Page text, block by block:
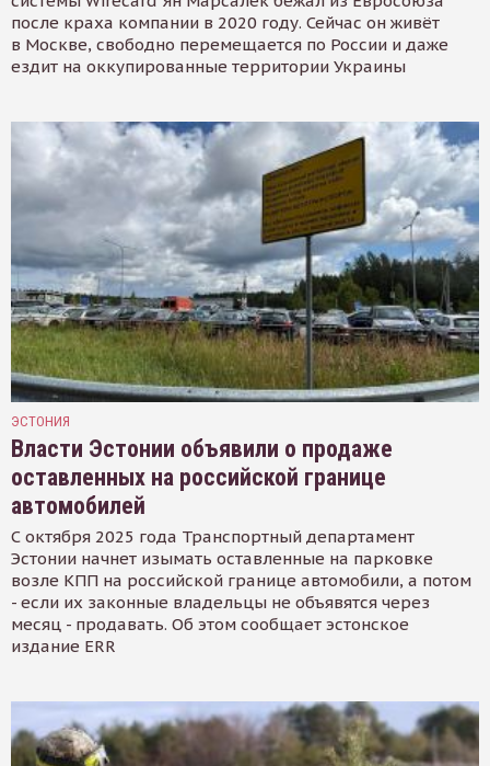
после краха компании в 2020 году. Сейчас он живёт
в Москве, свободно перемещается по России и даже
ездит на оккупированные территории Украины
ЭСТОНИЯ
Власти Эстонии объявили о продаже
оставленных на российской границе
автомобилей
С октября 2025 года Транспортный департамент
Эстонии начнет изымать оставленные на парковке
возле КПП на российской границе автомобили, а потом
- если их законные владельцы не объявятся через
месяц - продавать. Об этом сообщает эстонское
издание ERR